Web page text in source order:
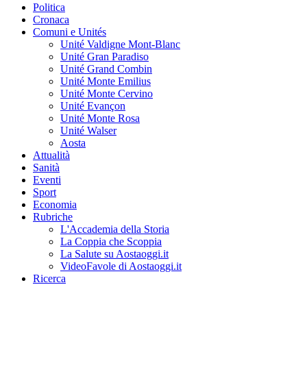
Politica
Cronaca
Comuni e Unités
Unité Valdigne Mont-Blanc
Unité Gran Paradiso
Unité Grand Combin
Unité Monte Emilius
Unité Monte Cervino
Unité Evançon
Unité Monte Rosa
Unité Walser
Aosta
Attualità
Sanità
Eventi
Sport
Economia
Rubriche
L'Accademia della Storia
La Coppia che Scoppia
La Salute su Aostaoggi.it
VideoFavole di Aostaoggi.it
Ricerca